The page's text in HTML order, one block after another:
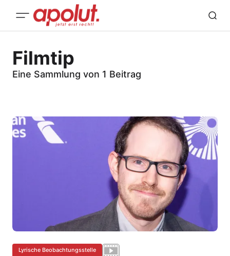
Filmtip
Eine Sammlung von 1 Beitrag
Lyrische Beobachtungsstelle